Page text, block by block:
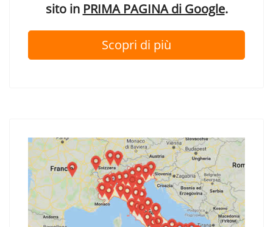
sito in PRIMA PAGINA di Google.
Scopri di più